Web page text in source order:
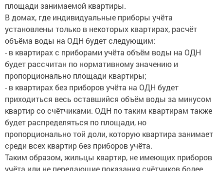
площади занимаемой квартиры.
В домах, где индивидуальные приборы учёта
установлены только в некоторых квартирах, расчёт
объёма воды на ОДН будет следующим:
- в квартирах с приборами учёта объём воды на ОДН
будет рассчитан по нормативному значению и
пропорционально площади квартиры;
- в квартирах без приборов учёта на ОДН будет
приходиться весь оставшийся объём воды за минусом
квартир со счётчиками. ОДН по таким квартирам также
будет распределяться по площади, но
пропорционально той доли, которую квартира занимает
среди всех квартир без приборов учёта.
Таким образом, жильцы квартир, не имеющих приборов